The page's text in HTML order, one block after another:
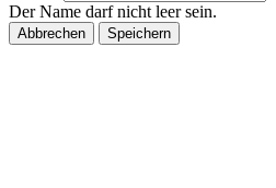
Der Name darf nicht leer sein.
Abbrechen Speichern